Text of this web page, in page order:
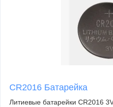
CR2016 Батарейка
Литиевые батарейки CR2016